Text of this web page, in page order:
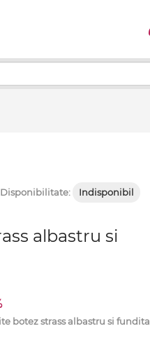
Disponibilitate: Indisponibil
albastru si
botez strass albastru si fundita